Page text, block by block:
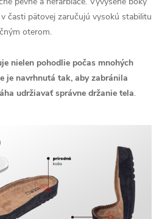
časti pätovej zaručujú vysokú stabilitu
oterom.
nielen pohodlie počas mnohých
je navrhnutá tak, aby zabránila
udržiavať správne držanie tela.